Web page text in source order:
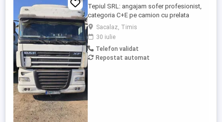
Tepiul SRL: angajam sofer profesionist,
categoria C+E pe camion cu prelata
pentru curse tur-retur. Angajam si sofer
pentru curse interne local, categoria B+C.
Mai multe detalii la Telefon:
Sacalaz, Timis
30 iulie
Telefon validat
Repostat automat